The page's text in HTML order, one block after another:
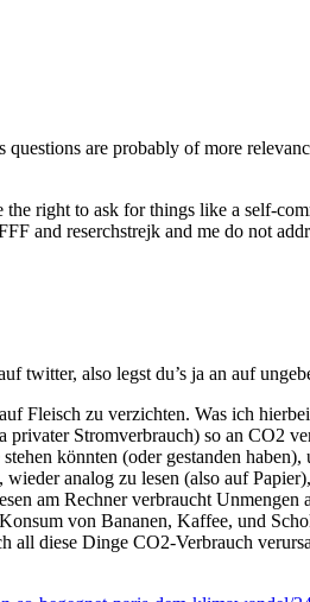
are probably of more
right to ask for things like a self-
and reserchstrejk and me do not
twitter, also legst du’s ja an auf
Fleisch zu verzichten. Was ich
privater Stromverbrauch) so an CO2
könnten (oder gestanden haben),
analog zu lesen (also auf
am Rechner verbraucht Unmengen
von Bananen, Kaffee, und
all diese Dinge CO2-Verbrauch